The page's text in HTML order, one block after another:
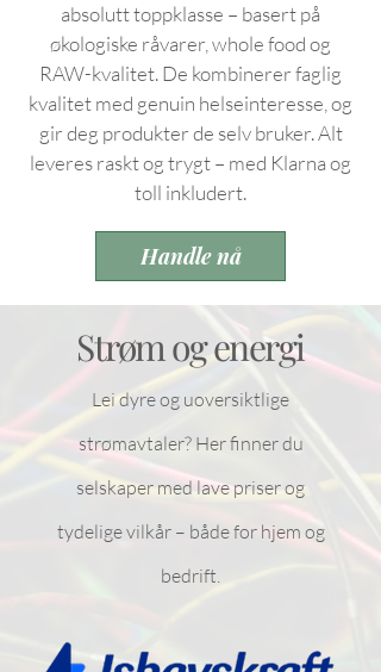
absolutt toppklasse – basert på
økologiske råvarer, whole food og
RAW-kvalitet. De kombinerer faglig
kvalitet med genuin helseinteresse, og
gir deg produkter de selv bruker. Alt
leveres raskt og trygt – med Klarna og
toll inkludert.
Handle nå
Strøm og energi
Lei dyre og uoversiktlige
strømavtaler? Her finner du
selskaper med lave priser og
tydelige vilkår – både for hjem og
bedrift.